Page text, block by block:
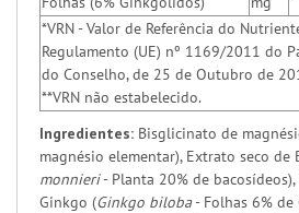
*VRN - Valor de Referência do
Regulamento (UE) nº 1169/2011 do
do Conselho, de 25 de Outubro de
**VRN não estabelecido.
Ingredientes: Bisglicinato de
magnésio elementar), Extrato seco de
monnieri- Planta 20% de
Ginkgo (Ginkgo biloba- Folhas 6% de